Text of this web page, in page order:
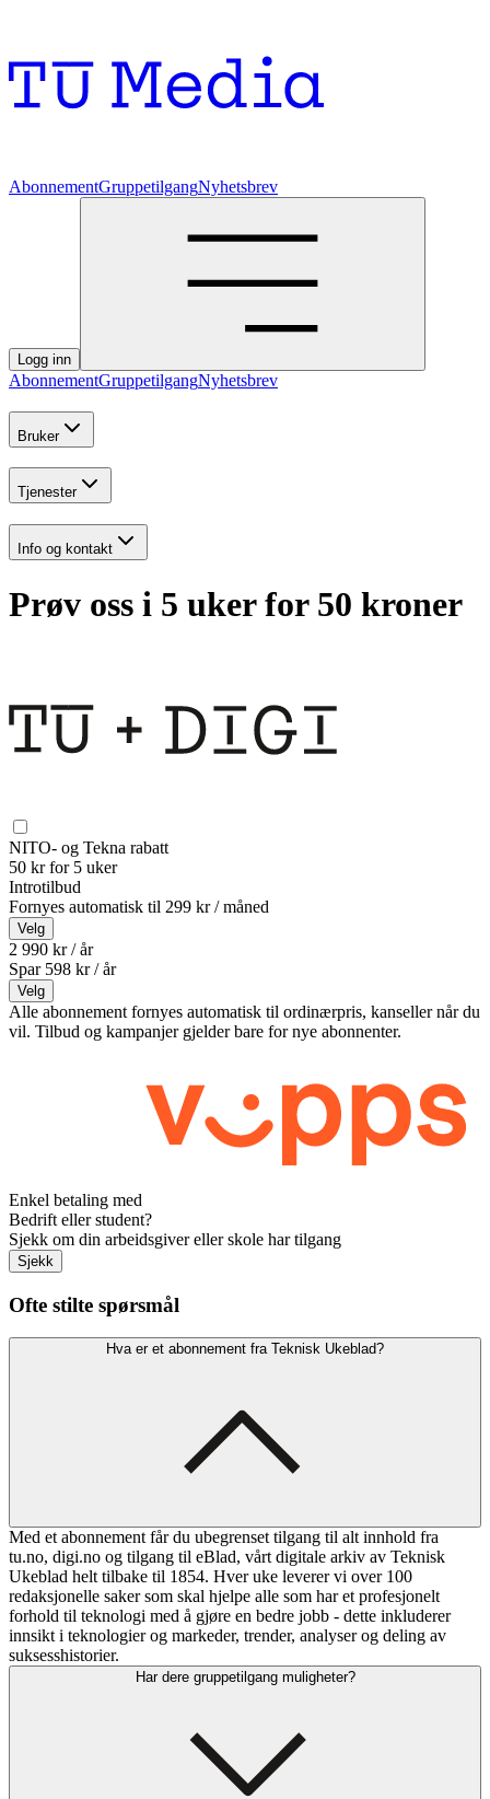
AbonnementGruppetilgangNyhetsbrev
Logg inn
AbonnementGruppetilgangNyhetsbrev
Bruker
Tjenester
Info og kontakt
Prøv oss i 5 uker for 50 kroner
NITO- og Tekna rabatt
50 kr for 5 uker
Introtilbud
Fornyes automatisk til 299 kr / måned
Velg
2 990 kr / år
Spar 598 kr /år
Velg
Alle abonnement fornyes automatisk til ordinærpris, kanseller når du
vil. Tilbud og kampanjer gjelder bare for nye abonnenter.
Enkel betaling med
Bedrift eller student?
Sjekk om din arbeidsgiver eller skole har tilgang
Sjekk
Ofte stilte spørsmål
Hva er et abonnement fra Teknisk Ukeblad?
Med et abonnement får du ubegrenset tilgang til alt innhold fra
tu.no, digi.no og tilgang til eBlad, vårt digitale arkiv av Teknisk
Ukeblad helt tilbake til 1854. Hver uke leverer vi over 100
redaksjonelle saker som skal hjelpe alle som har et profesjonelt
forhold til teknologi med å gjøre en bedre jobb - dette inkluderer
innsikt i teknologier og markeder, trender, analyser og deling av
suksesshistorier.
Har dere gruppetilgang muligheter?